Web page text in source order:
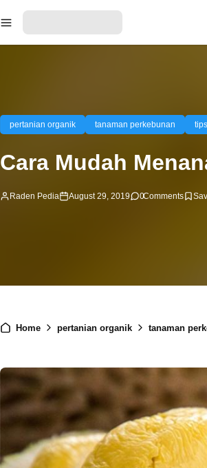
pertanian organik tanaman perkebunan
Cara Mudah
Raden Pedia August 29, 2019 0Comments
Home pertanian organik tanaman